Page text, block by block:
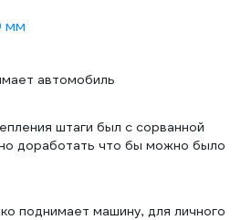
мм
автомобиль
штаги был с сорванной
доработать что бы можно было
поднимает машину, для личного